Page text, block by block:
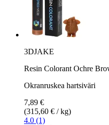
3DJAKE
Resin Colorant Ochre
Okranruskea hartsiväri
7,89 €
(315,60 € / kg)
4.0 (1)